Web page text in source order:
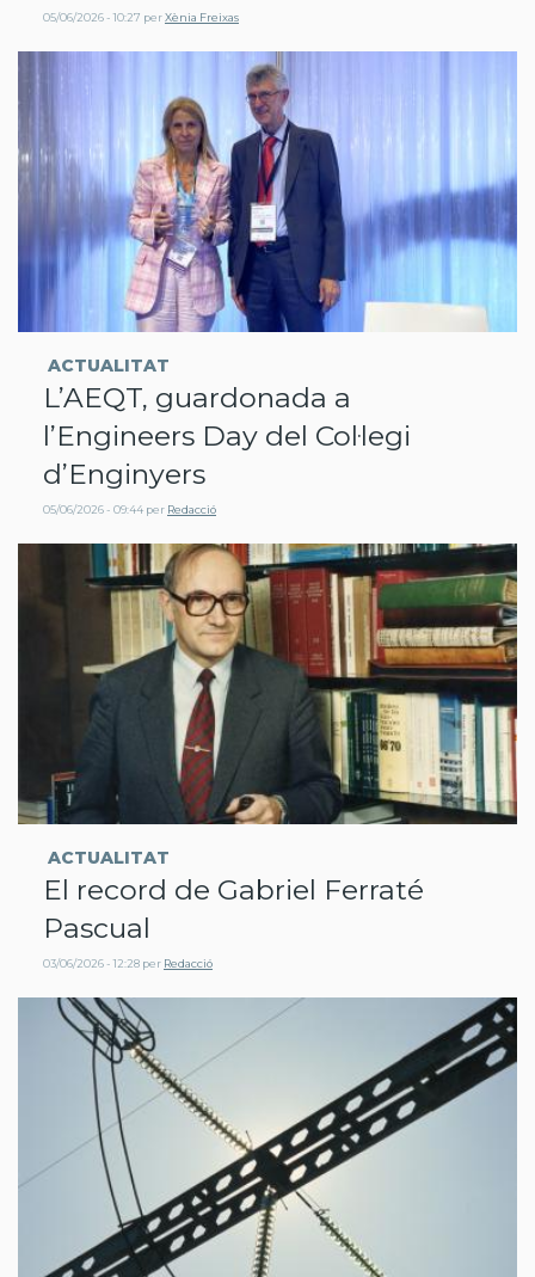
05/06/2026 - 10:27 perXènia Freixas
ACTUALITAT
L’AEQT, guardonada a
l’Engineers Day del Col·legi
d’Enginyers
05/06/2026 - 09:44 per Redacció
ACTUALITAT
El record de Gabriel Ferraté
Pascual
03/06/2026 - 12:28 per Redacció